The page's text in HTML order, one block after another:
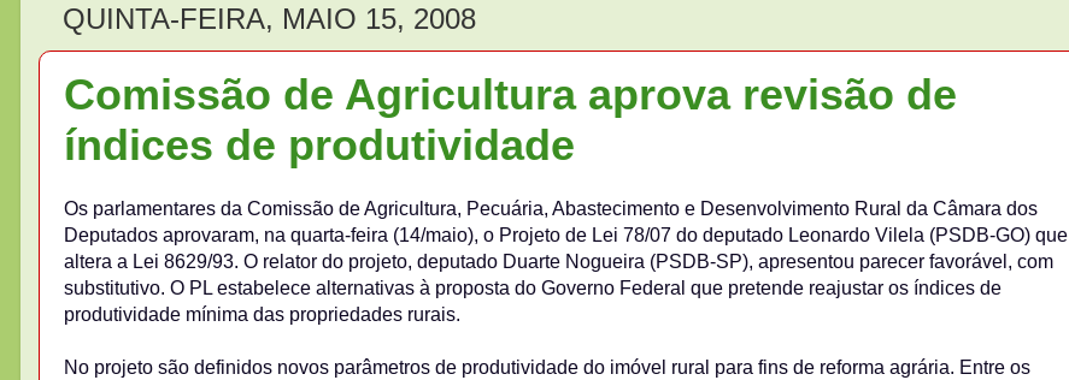
QUINTA-FEIRA, MAIO 15, 2008
Comissão de Agricultura aprova revisão de
índices de produtividade
Os parlamentares da Comissão de Agricultura, Pecuária, Abastecimento e Desenvolvimento Rural da Câmara dos
Deputados aprovaram, na quarta-feira (14/maio), o Projeto de Lei 78/07 do deputado Leonardo Vilela (PSDB-GO) que
altera a Lei 8629/93. O relator do projeto, deputado Duarte Nogueira (PSDB-SP), apresentou parecer favorável, com
substitutivo. O PL estabelece alternativas à proposta do Governo Federal que pretende reajustar os índices de
produtividade mínima das propriedades rurais.
No projeto são definidos novos parâmetros de produtividade do imóvel rural para fins de reforma agrária. Entre os